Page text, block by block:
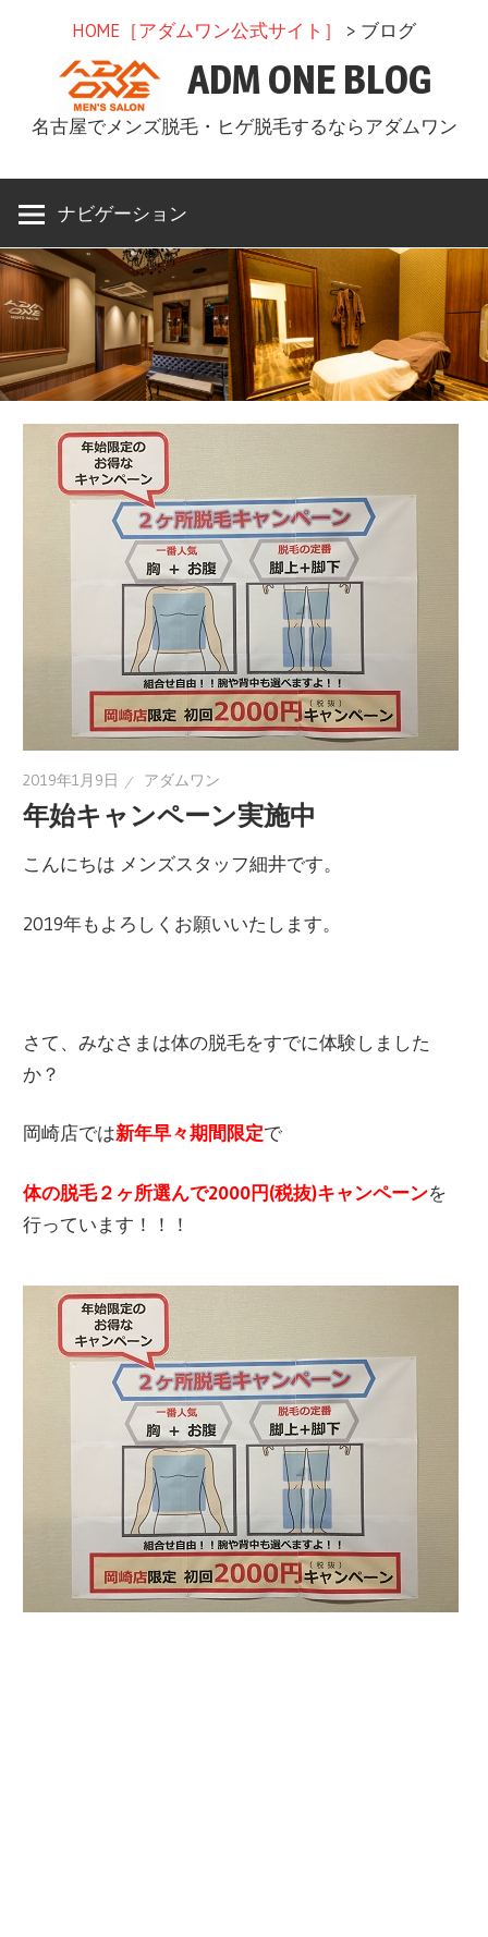
へ
ッ
プ
HOME［アダムワン公式サイト］ > ブログ
ADM ONE BLOG
名古屋でメンズ脱毛・ヒゲ脱毛するならアダムワン
ナビゲーション
2019年1月9日 アダムワン
年始キャンペーン実施中
こんにちは メンズスタッフ細井です。
2019年もよろしくお願いいたします。
さて、みなさまは体の脱毛をすでに体験しました
か？
岡崎店では新年早々期間限定で
体の脱毛２ヶ所選んで2000円(税抜)キャンペーンを
行っています！！！